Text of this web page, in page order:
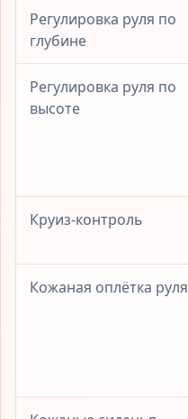
Регулировка руля по
глубине
Регулировка руля по
высоте
Круиз-контроль
Кожаная оплётка руля